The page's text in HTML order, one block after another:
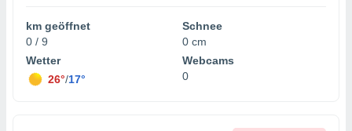
km geöffnet
0 / 9
Schnee
0 cm
Wetter
26°/17°
Webcams
0